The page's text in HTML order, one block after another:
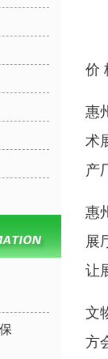
价
惠
术
产
惠
展
让
文
方